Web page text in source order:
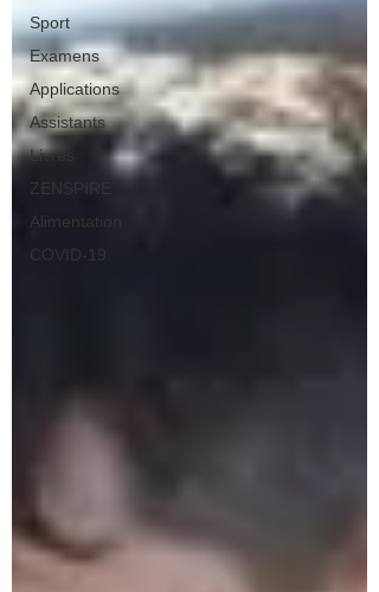
Sport
Examens
Applications
Assistants
Livres
ZENSPIRE
Alimentation
COVID-19